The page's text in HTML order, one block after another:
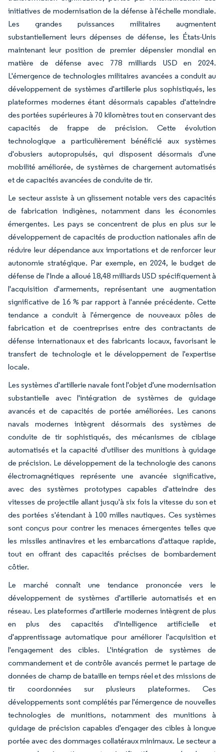
initiatives de modernisation de la défense à l'échelle mondiale.
Les grandes puissances militaires augmentent
substantiellement leurs dépenses de défense, les États-Unis
maintenant leur position de premier dépensier mondial en
matière de défense avec 778 milliards USD en 2024.
L'émergence de technologies militaires avancées a conduit au
développement de systèmes d'artillerie plus sophistiqués, les
plateformes modernes étant désormais capables d'atteindre
des portées supérieures à 70 kilomètres tout en conservant des
capacités de frappe de précision. Cette évolution
technologique a particulièrement bénéficié aux systèmes
d'obusiers autopropulsés, qui disposent désormais d'une
mobilité améliorée, de systèmes de chargement automatisés
et de capacités avancées de conduite de tir.
Le secteur assiste à un glissement notable vers des capacités
de fabrication indigènes, notamment dans les économies
émergentes. Les pays se concentrent de plus en plus sur le
développement de capacités de production nationales afin de
réduire leur dépendance aux importations et de renforcer leur
autonomie stratégique. Par exemple, en 2024, le budget de
défense de l'Inde a alloué 18,48 milliards USD spécifiquement à
l'acquisition d'armements, représentant une augmentation
significative de 16 % par rapport à l'année précédente. Cette
tendance a conduit à l'émergence de nouveaux pôles de
fabrication et de coentreprises entre des contractants de
défense internationaux et des fabricants locaux, favorisant le
transfert de technologie et le développement de l'expertise
locale.
Les systèmes d'artillerie navale font l'objet d'une modernisation
substantielle avec l'intégration de systèmes de guidage
avancés et de capacités de portée améliorées. Les canons
navals modernes intègrent désormais des systèmes de
conduite de tir sophistiqués, des mécanismes de ciblage
automatisés et la capacité d'utiliser des munitions à guidage
de précision. Le développement de la technologie des canons
électromagnétiques représente une avancée significative,
avec des systèmes prototypes capables d'atteindre des
vitesses de projectile allant jusqu'à six fois la vitesse du son et
des portées s'étendant à 100 milles nautiques. Ces systèmes
sont conçus pour contrer les menaces émergentes telles que
les missiles antinavires et les embarcations d'attaque rapide,
tout en offrant des capacités précises de bombardement
côtier.
Le marché connaît une tendance prononcée vers le
développement de systèmes d'artillerie automatisés et en
réseau. Les plateformes d'artillerie modernes intègrent de plus
en plus des capacités d'intelligence artificielle et
d'apprentissage automatique pour améliorer l'acquisition et
l'engagement des cibles. L'intégration de systèmes de
commandement et de contrôle avancés permet le partage de
données de champ de bataille en temps réel et des missions de
tir coordonnées sur plusieurs plateformes. Ces
développements sont complétés par l'émergence de nouvelles
technologies de munitions, notamment des munitions à
guidage de précision capables d'engager des cibles à longue
portée avec des dommages collatéraux minimaux. Le secteur a